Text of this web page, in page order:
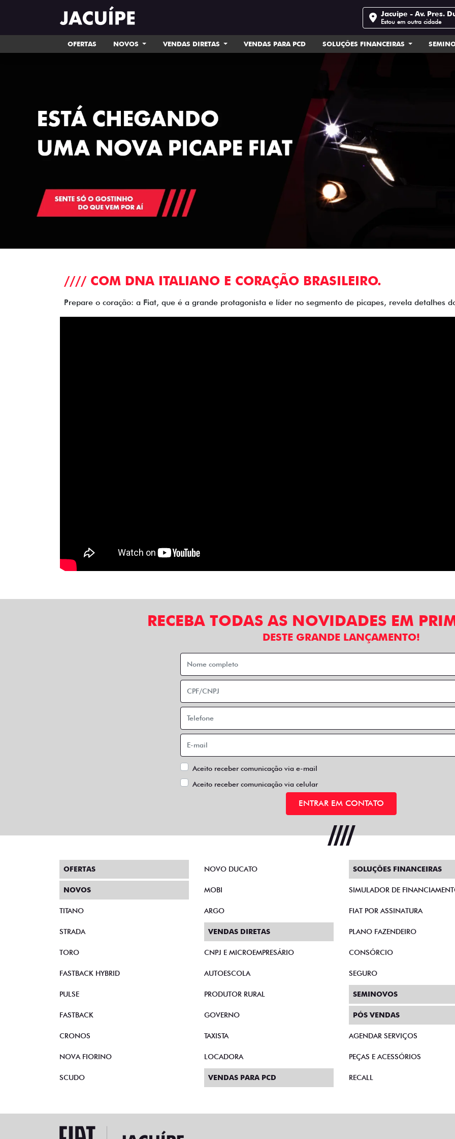
Jacuipe - Av. Pres.
Estou em outra cidade
OFERTAS NOVOS VENDAS DIRETAS VENDAS PARA PCD SOLUÇÕES FINANCEIRAS
//// COM DNA ITALIANO E CORAÇÃO BRASILEIRO.
Prepare o coração: a Fiat, que é a grande protagonista e líder no segmento de picapes, revela detalhes
RECEBA TODAS AS NOVIDADES EM
DESTE GRANDE LANÇAMENTO!
Aceito receber comunicação via e-mail
Aceito receber comunicação via celular
ENTRAR EM CONTATO
OFERTAS
NOVOS
TITANO
STRADA
TORO
FASTBACK HYBRID
PULSE
FASTBACK
CRONOS
NOVA FIORINO
SCUDO
NOVO DUCATO
MOBI
ARGO
VENDAS DIRETAS
CNPJ E MICROEMPRESÁRIO
AUTOESCOLA
PRODUTOR RURAL
GOVERNO
TAXISTA
LOCADORA
VENDAS PARA PCD
SOLUÇÕES FINANCEIRAS
SIMULADOR DE
FIAT POR ASSINATURA
PLANO FAZENDEIRO
CONSÓRCIO
SEGURO
SEMINOVOS
PÓS VENDAS
AGENDAR SERVIÇOS
PEÇAS E ACESSÓRIOS
RECALL